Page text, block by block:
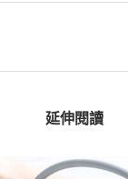
延伸閱讀